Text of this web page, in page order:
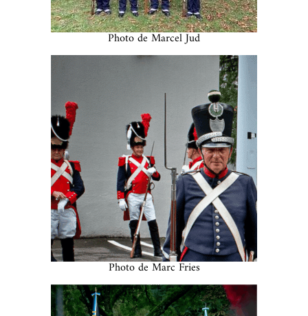
Photo de Marcel Jud
Photo de Marc Fries